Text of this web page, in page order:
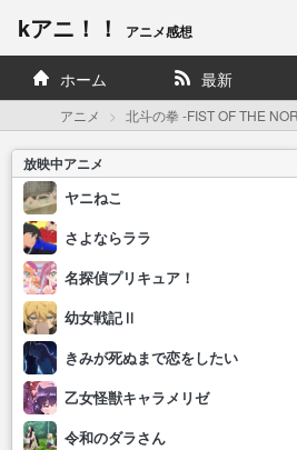
kアニ！！ アニメ感想
ホーム 最新
アニメ 北斗の拳 -FIST OF THE
放映中アニメ
ヤニねこ
さよならララ
名探偵プリキュア！
幼女戦記Ⅱ
きみが死ぬまで恋をしたい
乙女怪獣キャラメリゼ
令和のダラさん